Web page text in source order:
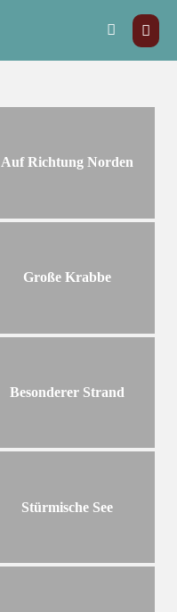
Auf Richtung Norden
Große Krabbe
Besonderer Strand
Stürmische See